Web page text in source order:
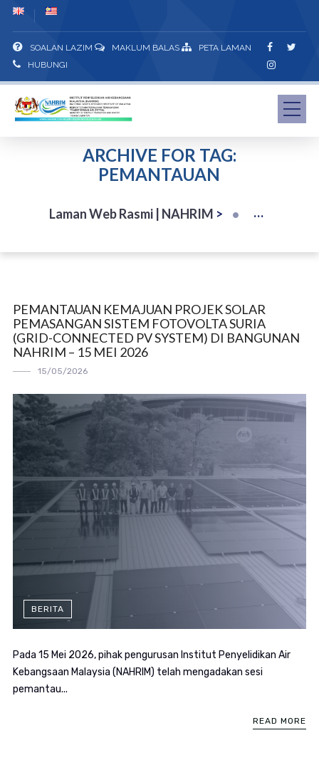
SOALAN LAZIM MAKLUM BALAS
PETA LAMAN
HUBUNGI
ARCHIVE FOR TAG:
PEMANTAUAN
Laman Web Rasmi | NAHRIM >
PEMANTAUAN KEMAJUAN PROJEK SOLAR
PEMASANGAN SISTEM FOTOVOLTA SURIA
(GRID-CONNECTED PV SYSTEM) DI BANGUNAN
NAHRIM – 15 MEI 2026
15/05/2026
BERITA
Pada 15 Mei 2026, pihak pengurusan Institut Penyelidikan Air
Kebangsaan Malaysia (NAHRIM) telah mengadakan sesi
pemantau...
READ MORE